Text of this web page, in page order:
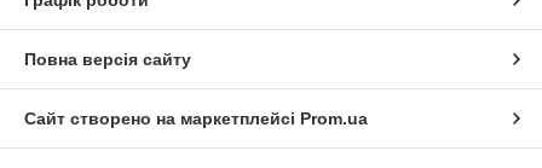
Повна версія сайту
Сайт створено на маркетплейсі Prom.ua